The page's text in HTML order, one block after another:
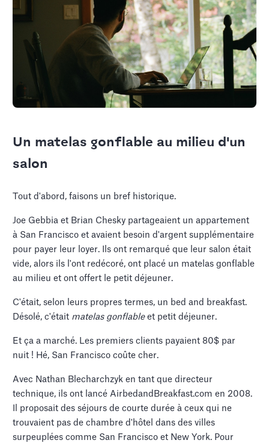
Un matelas gonflable au milieu d'un
salon
Tout d'abord, faisons un bref historique.
Joe Gebbia et Brian Chesky partageaient un appartement
à San Francisco et avaient besoin d'argent supplémentaire
pour payer leur loyer. Ils ont remarqué que leur salon était
vide, alors ils l'ont redécoré, ont placé un matelas gonflable
au milieu et ont offert le petit déjeuner.
C'était, selon leurs propres termes, un bed and breakfast.
Désolé, c'était matelas gonflableet petit déjeuner.
Et ça a marché. Les premiers clients payaient 80$ par
nuit ! Hé, San Francisco coûte cher.
Avec Nathan Blecharchzyk en tant que directeur
technique, ils ont lancé AirbedandBreakfast.com en 2008.
Il proposait des séjours de courte durée à ceux qui ne
trouvaient pas de chambre d'hôtel dans des villes
surpeuplées comme San Francisco et New York. Pour